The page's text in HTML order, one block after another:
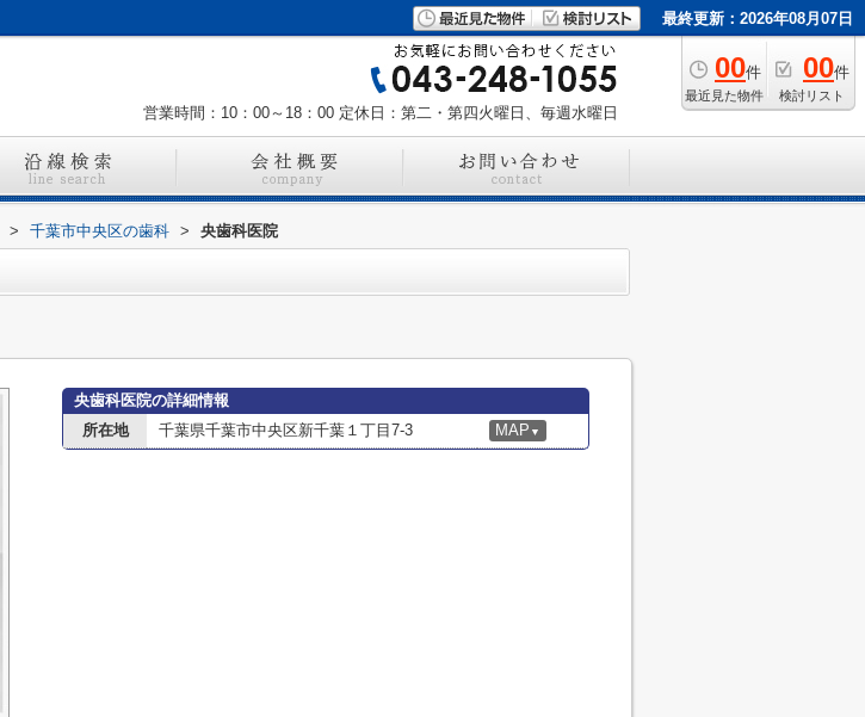
最終更新：2026年08月07日
00件
最近見た物件
00件
検討リスト
営業時間：10：00～18：00 定休日：第二・第四火曜日、毎週水曜日
> 千葉市中央区の歯科 > 央歯科医院
央歯科医院の詳細情報
所在地
千葉県千葉市中央区新千葉１丁目7-3 MAP ▼